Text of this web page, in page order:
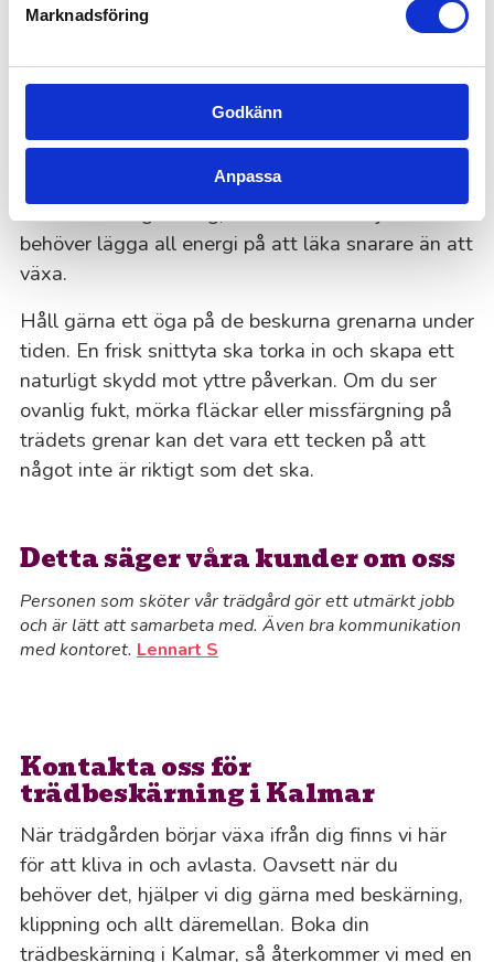
Marknadsföring
Godkänn
Anpassa
Så tar du hand om träden efter beskärning
När trädet har blivit beskuret behöver det tid att
återhämta sig i lugn och ro. Låt snittytorna läka
naturligt och undvik att belasta trädet med mer
stress. Lite extra vatten gör stor skillnad, särskilt
under torra perioder. Däremot är det smart att
avvakta med gödsling, eftersom trädet just nu
behöver lägga all energi på att läka snarare än att
växa.
Håll gärna ett öga på de beskurna grenarna under
tiden. En frisk snittyta ska torka in och skapa ett
naturligt skydd mot yttre påverkan. Om du ser
ovanlig fukt, mörka fläckar eller missfärgning på
trädets grenar kan det vara ett tecken på att
något inte är riktigt som det ska.
Detta säger våra kunder om oss
Personen som sköter vår trädgård gör ett utmärkt jobb
och är lätt att samarbeta med. Även bra kommunikation
med kontoret. Lennart S
Kontakta oss för
trädbeskärning i Kalmar
När trädgården börjar växa ifrån dig finns vi här
för att kliva in och avlasta. Oavsett när du
behöver det, hjälper vi dig gärna med beskärning,
klippning och allt däremellan. Boka din
trädbeskärning i Kalmar, så återkommer vi med en